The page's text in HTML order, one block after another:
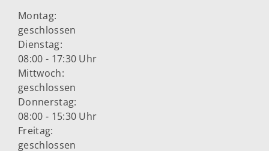
Montag:
geschlossen
Dienstag:
08:00 - 17:30 Uhr
Mittwoch:
geschlossen
Donnerstag:
08:00 - 15:30 Uhr
Freitag:
geschlossen